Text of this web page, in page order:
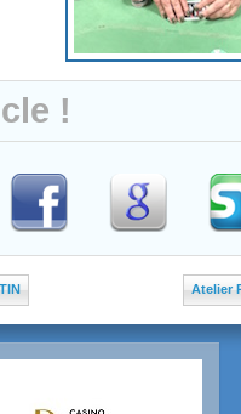
!
Atelier